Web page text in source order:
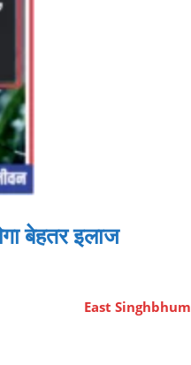
बेहतर इलाज
East Singhbhum